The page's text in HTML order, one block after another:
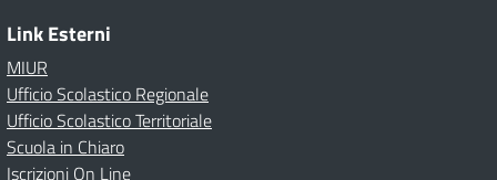
Link Esterni
MIUR
Ufficio Scolastico Regionale
Ufficio Scolastico Territoriale
Scuola in Chiaro
Iscrizioni On Line